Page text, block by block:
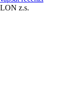
z.s.